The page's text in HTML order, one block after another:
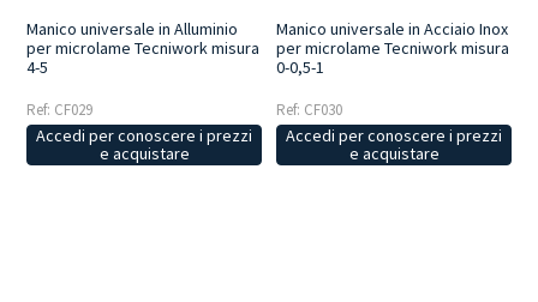
Manico universale in Alluminio
per microlame Tecniwork misura
4-5
Ref: CF029
Accedi per conoscere i prezzi
e acquistare
Manico universale in Acciaio Inox
per microlame Tecniwork misura
0-0,5-1
Ref: CF030
Accedi per conoscere i prezzi
e acquistare